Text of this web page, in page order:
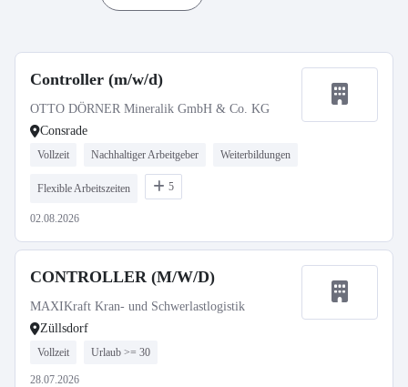
Controller (m/w/d)
OTTO DÖRNER Mineralik GmbH & Co. KG
Consrade
Vollzeit Nachhaltiger Arbeitgeber Weiterbildungen
Flexible Arbeitszeiten 5
02.08.2026
CONTROLLER (M/W/D)
MAXIKraft Kran- und Schwerlastlogistik
Züllsdorf
Vollzeit Urlaub >= 30
28.07.2026